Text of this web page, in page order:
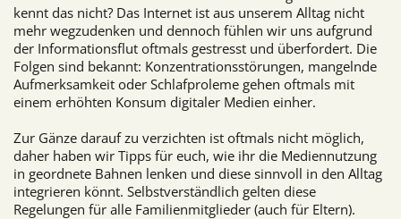
kennt das nicht? Das Internet ist aus unserem Alltag nicht
mehr wegzudenken und dennoch fühlen wir uns aufgrund
der Informationsflut oftmals gestresst und überfordert. Die
Folgen sind bekannt: Konzentrationsstörungen, mangelnde
Aufmerksamkeit oder Schlafproleme gehen oftmals mit
einem erhöhten Konsum digitaler Medien einher.
Zur Gänze darauf zu verzichten ist oftmals nicht möglich,
daher haben wir Tipps für euch, wie ihr die Mediennutzung
in geordnete Bahnen lenken und diese sinnvoll in den Alltag
integrieren könnt. Selbstverständlich gelten diese
Regelungen für alle Familienmitglieder (auch für Eltern).